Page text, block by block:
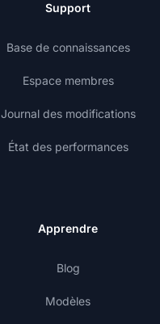
Support
Base de connaissances
Espace membres
Journal des modifications
État des performances
Apprendre
Blog
Modèles